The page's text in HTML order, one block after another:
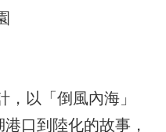
以「倒風內海」
口到陸化的故事，